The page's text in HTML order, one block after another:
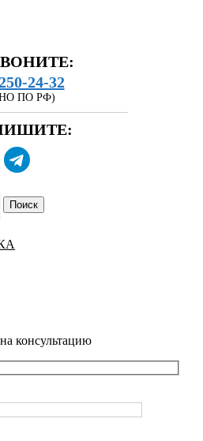
24-32
ПО РФ)
Поиск
консультацию